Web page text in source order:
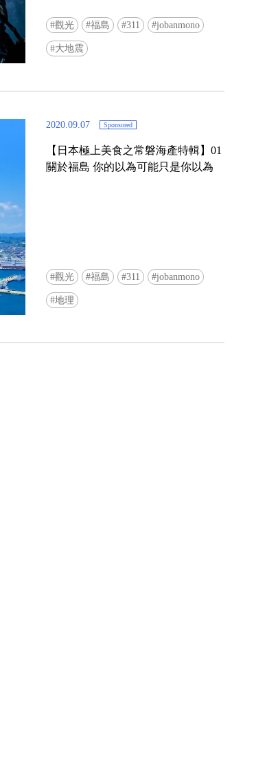
觀光 福島 311 jobanmono
大地震
2020.09.07 Sponsored
【日本極上美食之常磐海產特輯】01
關於福島 你的以為可能只是你以為
觀光 福島 311 jobanmono
地理